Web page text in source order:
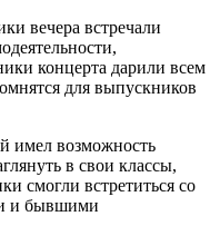
вечера встречали
концерта дарили всем
для выпускников
имел возможность
в свои классы,
смогли встретиться со
и бывшими